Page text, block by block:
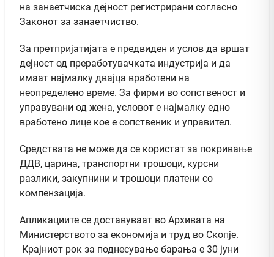
на занаетчиска дејност регистрирани согласно
Законот за занаетчиство.
За претпријатијата е предвиден и услов да вршат
дејност од преработувачката индустрија и да
имаат најмалку двајца вработени на
неопределено време. За фирми во сопственост и
управувани од жена, условот е најмалку едно
вработено лице кое е сопственик и управител.
Средствата не може да се користат за покривање
ДДВ, царина, транспортни трошоци, курсни
разлики, закупнини и трошоци платени со
компензација.
Апликациите се доставуваат во Архивата на
Министерството за економија и труд во Скопје.
Крајниот рок за поднесување барања е 30 јуни